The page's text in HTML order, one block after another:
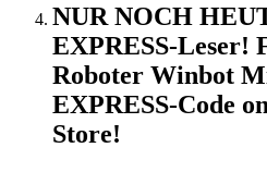
NUR NOCH
EXPRESS-Leser!
Roboter Winbot
EXPRESS-Code
Store!